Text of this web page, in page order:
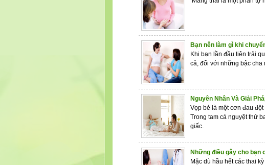
Bạn nên làm gì khi
Khi bạn lần đầu tiên trải
cả, đối với những bậc cha
Nguyên Nhân Và Giải
Vọp bẻ là một cơn đau
Trong tam cá nguyệt thứ
giấc.
Những điều gây cho bạn
Mặc dù hầu hết các thai